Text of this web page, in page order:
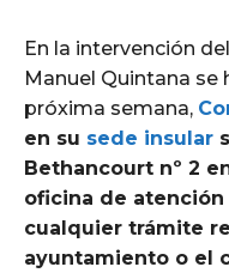
En la intervención
Manuel Quintana se
próxima semana,
en su sede insular
Bethancourt nº 2
oficina de
cualquier trámite
ayuntamiento o el